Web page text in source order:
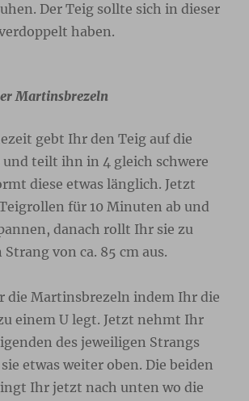
Der Teig sollte sich in dieser
haben.
Martinsbrezeln
gebt Ihr den Teig auf die
teilt ihn in 4 gleich schwere
diese etwas länglich. Jetzt
für 10 Minuten ab und
danach rollt Ihr sie zu
von ca. 85 cm aus.
die Martinsbrezeln indem Ihr die
einem U legt. Jetzt nehmt Ihr
des jeweiligen Strangs
etwas weiter oben. Die beiden
Ihr jetzt nach unten wo die